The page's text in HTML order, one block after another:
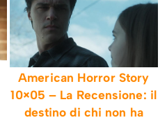
American Horror Story
10×05 – La Recensione: il
destino di chi non ha